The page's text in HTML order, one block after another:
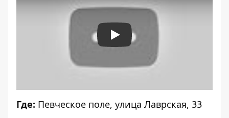
Play
Где: Певческое поле, улица Лаврская, 33